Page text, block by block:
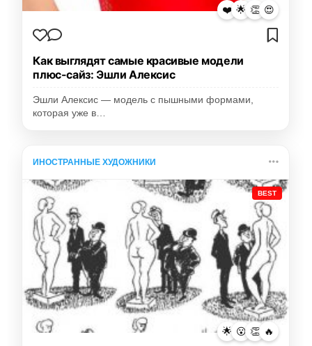
❤️ 🌟 👏 😍
Как выглядят самые красивые модели
плюс-сайз: Эшли Алексис
Эшли Алексис — модель с пышными формами,
которая уже в…
ИНОСТРАННЫЕ ХУДОЖНИКИ
BEST
🌟 😮 👏 🔥